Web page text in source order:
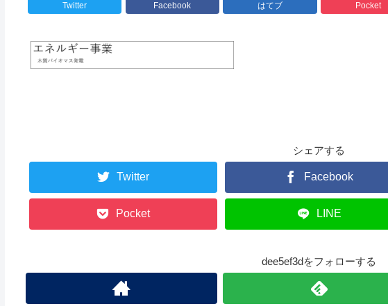
Twitter Facebook はてブ Pocket
シェアする
Twitter Facebook
Pocket LINE
dee5ef3dをフォローする